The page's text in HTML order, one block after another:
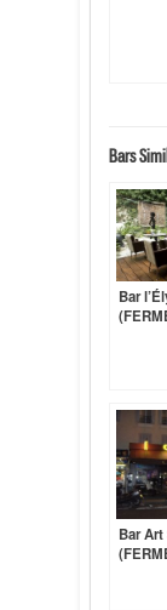
Bars
Bar
Bar